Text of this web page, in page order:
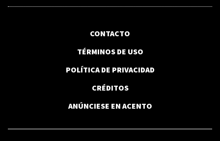
CONTACTO
TÉRMINOS DE USO
POLÍTICA DE PRIVACIDAD
CRÉDITOS
ANÚNCIESE EN ACENTO